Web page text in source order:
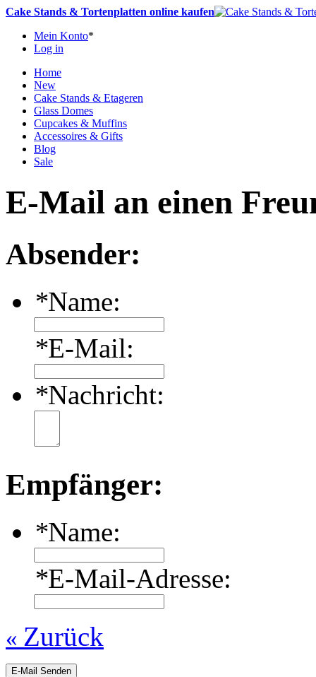
Cake Stands & Tortenplatten online kaufen
Mein Konto*
Log in
Home
New
Cake Stands & Etageren
Glass Domes
Cupcakes & Muffins
Accessoires & Gifts
Blog
Sale
E-Mail an einen
Absender:
*Name:
*E-Mail:
*Nachricht:
Empfänger:
*Name:
*E-Mail-Adresse:
« Zurück
E-Mail Senden